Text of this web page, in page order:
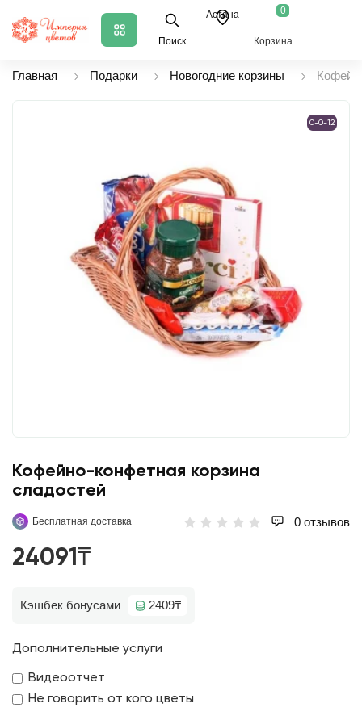
Поиск
Астана 0
Корзина
Главная Подарки Новогодние корзины
0-0-12
Кофейно-конфетная корзина
сладостей
Бесплатная доставка 0 отзывов
24091₸
Кэшбек бонусами 2409₸
Дополнительные услуги
Видеоотчет
Не говорить от кого цветы